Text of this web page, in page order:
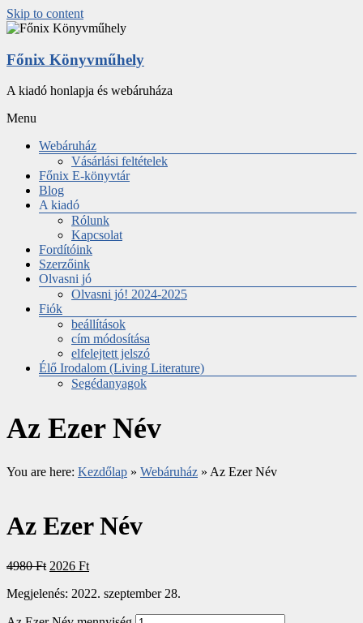
Skip to content
Főnix Könyvműhely
A kiadó honlapja és webáruháza
Menu
Webáruház
Vásárlási feltételek
Főnix E-könyvtár
Blog
A kiadó
Rólunk
Kapcsolat
Fordítóink
Szerzőink
Olvasni jó
Olvasni jó! 2024-2025
Fiók
beállítások
cím módosítása
elfelejtett jelszó
Élő Irodalom (Living Literature)
Segédanyagok
Az Ezer Név
You are here: Kezdőlap » Webáruház » Az Ezer Név
Az Ezer Név
4980Ft 2026 Ft
Megjelenés: 2022. szeptember 28.